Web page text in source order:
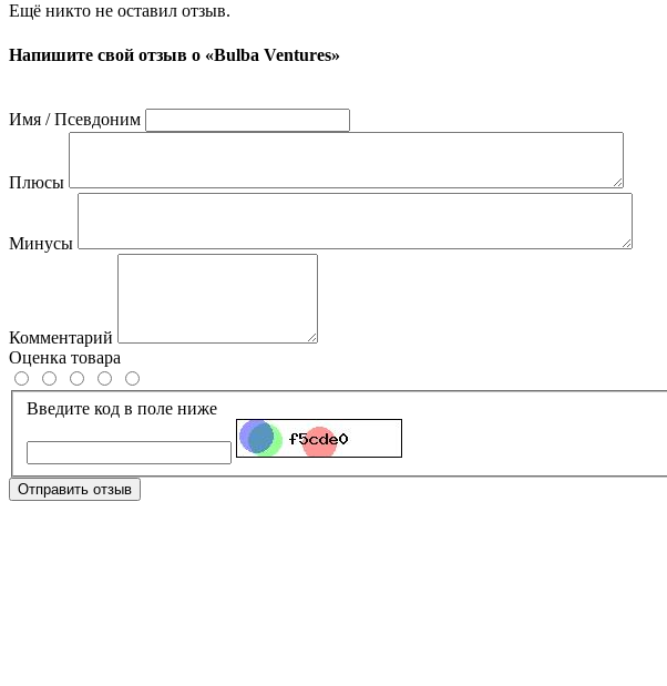
Ещё никто не оставил отзыв.
Напишите свой отзыв о «Bulba Ventures»
Имя / Псевдоним
Плюсы
Минусы
Комментарий
Оценка товара
Введите код в поле ниже
Отправить отзыв